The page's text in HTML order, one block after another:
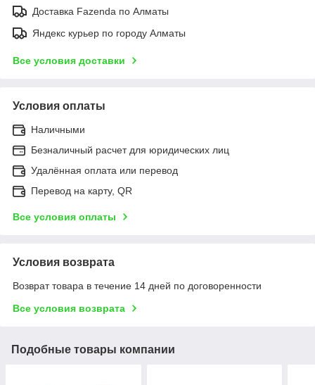
Доставка Fazenda по Алматы
Яндекс курьер по городу Алматы
Все условия доставки
Условия оплаты
Наличными
Безналичный расчет для юридических лиц
Удалённая оплата или перевод
Перевод на карту, QR
Все условия оплаты
Условия возврата
Возврат товара в течение 14 дней по договоренности
Все условия возврата
Подобные товары компании